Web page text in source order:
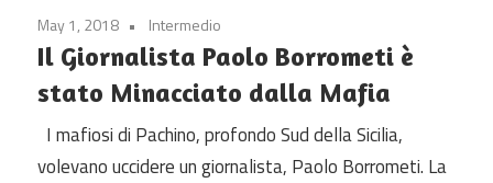
May 1, 2018 Intermedio
Il Giornalista Paolo Borrometi è
stato Minacciato dalla Mafia
I mafiosi di Pachino, profondo Sud della Sicilia,
volevano uccidere un giornalista, Paolo Borrometi. La